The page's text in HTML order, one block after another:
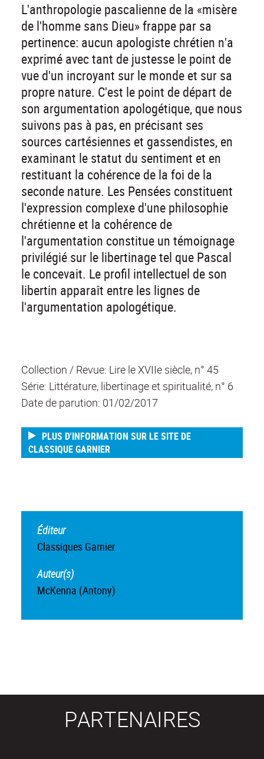
L'anthropologie pascalienne de la «misère
de l'homme sans Dieu» frappe par sa
pertinence: aucun apologiste chrétien n'a
exprimé avec tant de justesse le point de
vue d'un incroyant sur le monde et sur sa
propre nature. C'est le point de départ de
son argumentation apologétique, que nous
suivons pas à pas, en précisant ses
sources cartésiennes et gassendistes, en
examinant le statut du sentiment et en
restituant la cohérence de la foi de la
seconde nature. Les Pensées constituent
l'expression complexe d'une philosophie
chrétienne et la cohérence de
l'argumentation constitue un témoignage
privilégié sur le libertinage tel que Pascal
le concevait. Le profil intellectuel de son
libertin apparaît entre les lignes de
l'argumentation apologétique.
Collection / Revue: Lire le XVIIe siècle, n° 45
Série: Littérature, libertinage et spiritualité, n° 6
Date de parution: 01/02/2017
PLUS D'INFORMATION SUR LE SITE DE
CLASSIQUE GARNIER
Éditeur
Classiques Garnier
Auteur(s)
McKenna (Antony)
PARTENAIRES